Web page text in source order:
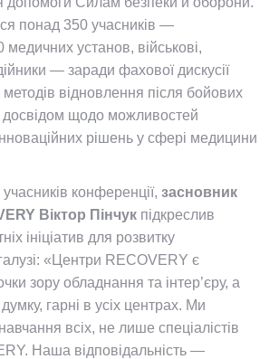
понад 350 учасників —
медичних установ, військові,
— заради фахової дискусії
відновлення після бойових
щодо можливостей
рішень у сфері медицини
конференції, засновник
Віктор Пінчук підкреслив
ініціатив для розвитку
галузі: «Центри RECOVERY є
зору обладнання та інтер’єру, а
гарні в усіх центрах. Ми
всіх, не лише спеціалістів
Наша відповідальність —